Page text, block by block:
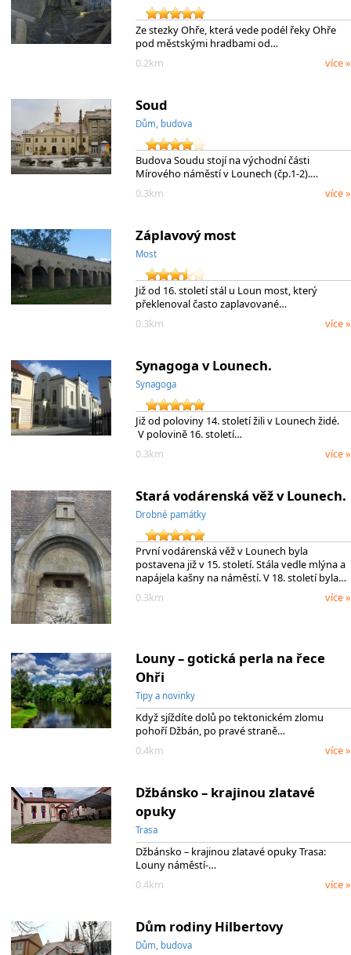
Ze stezky Ohře, která vede podél řeky Ohře
pod městskými hradbami od…
0.2km
více »
Soud
Dům, budova
Budova Soudu stojí na východní části
Mírového náměstí v Lounech (čp.1-2).…
0.3km
více »
Záplavový most
Most
Již od 16. století stál u Loun most, který
překlenoval často zaplavované…
0.3km
více »
Synagoga v Lounech.
Synagoga
Již od poloviny 14. století žili v Lounech židé.
V polovině 16. století…
0.3km
více »
Stará vodárenská věž v Lounech.
Drobné památky
První vodárenská věž v Lounech byla
postavena již v 15. století. Stála vedle mlýna a
napájela kašny na náměstí. V 18. století byla…
0.3km
více »
Louny – gotická perla na řece
Ohři
Tipy a novinky
Když sjíždíte dolů po tektonickém zlomu
pohoří Džbán, po pravé straně…
0.4km
více »
Džbánsko – krajinou zlatavé
opuky
Trasa
Džbánsko – krajinou zlatavé opuky Trasa:
Louny náměstí-…
0.4km
více »
Dům rodiny Hilbertovy
Dům, budova